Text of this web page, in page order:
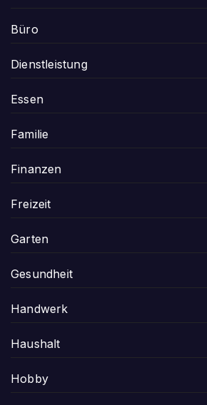
Büro
Dienstleistung
Essen
Familie
Finanzen
Freizeit
Garten
Gesundheit
Handwerk
Haushalt
Hobby